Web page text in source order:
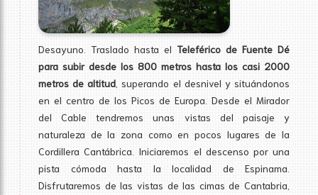
Desayuno. Traslado hasta el Teleférico de Fuente Dé
para subir desde los 800 metros hasta los casi 2000
metros de altitud , superando el desnivel y situándonos
en el centro de los Picos de Europa. Desde el Mirador
del Cable tendremos unas vistas del paisaje y
naturaleza de la zona como en pocos lugares de la
Cordillera Cantábrica. Iniciaremos el descenso por una
pista cómoda hasta la localidad de Espinama.
Disfrutaremos de las vistas de las cimas de Cantabria,